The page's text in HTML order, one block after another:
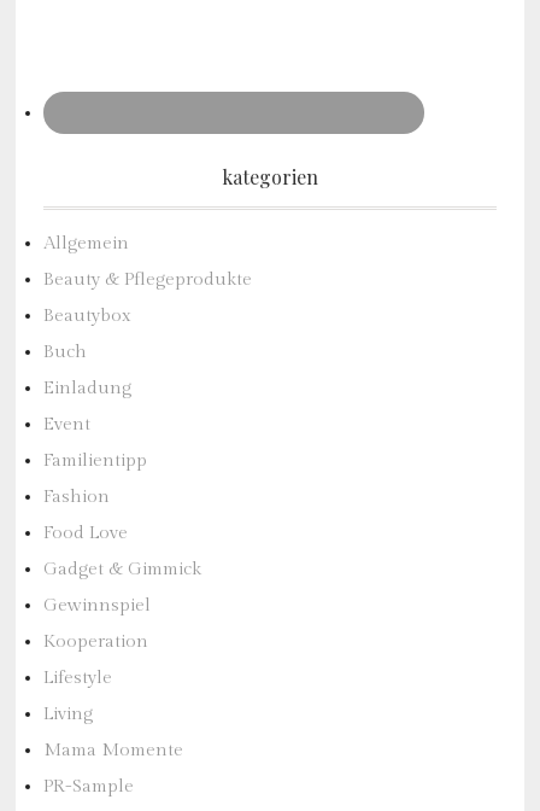
kategorien
Allgemein
Beauty & Pflegeprodukte
Beautybox
Buch
Einladung
Event
Familientipp
Fashion
Food Love
Gadget & Gimmick
Gewinnspiel
Kooperation
Lifestyle
Living
Mama Momente
PR-Sample